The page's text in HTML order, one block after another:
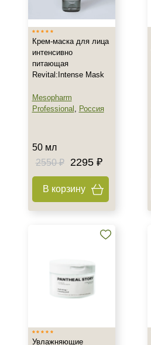
Крем-маска для лица
интенсивно
питающая
Revital:Intense Mask
Mesopharm
Professional , Россия
50 мл
2550 ₽
2295 ₽
В корзину
Увлажняющие